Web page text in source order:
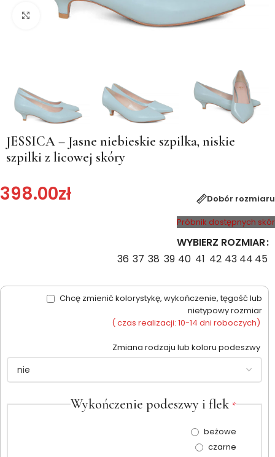
Kliknij, aby powiększyć
JESSICA – Jasne niebieskie szpilka, niskie
szpilki z licowej skóry
398.00zł
Dobór rozmiaru
Próbnik dostępnych skór
WYBIERZ ROZMIAR
36 37 38 39 40 41 42 43 44 45
Chcę zmienić kolorystykę, wykończenie, tęgość lub
nietypowy rozmiar
( czas realizacji: 10-14 dni roboczych)
Zmiana rodzaju lub koloru podeszwy
Wykończenie podeszwy i flek *
beżowe
czarne